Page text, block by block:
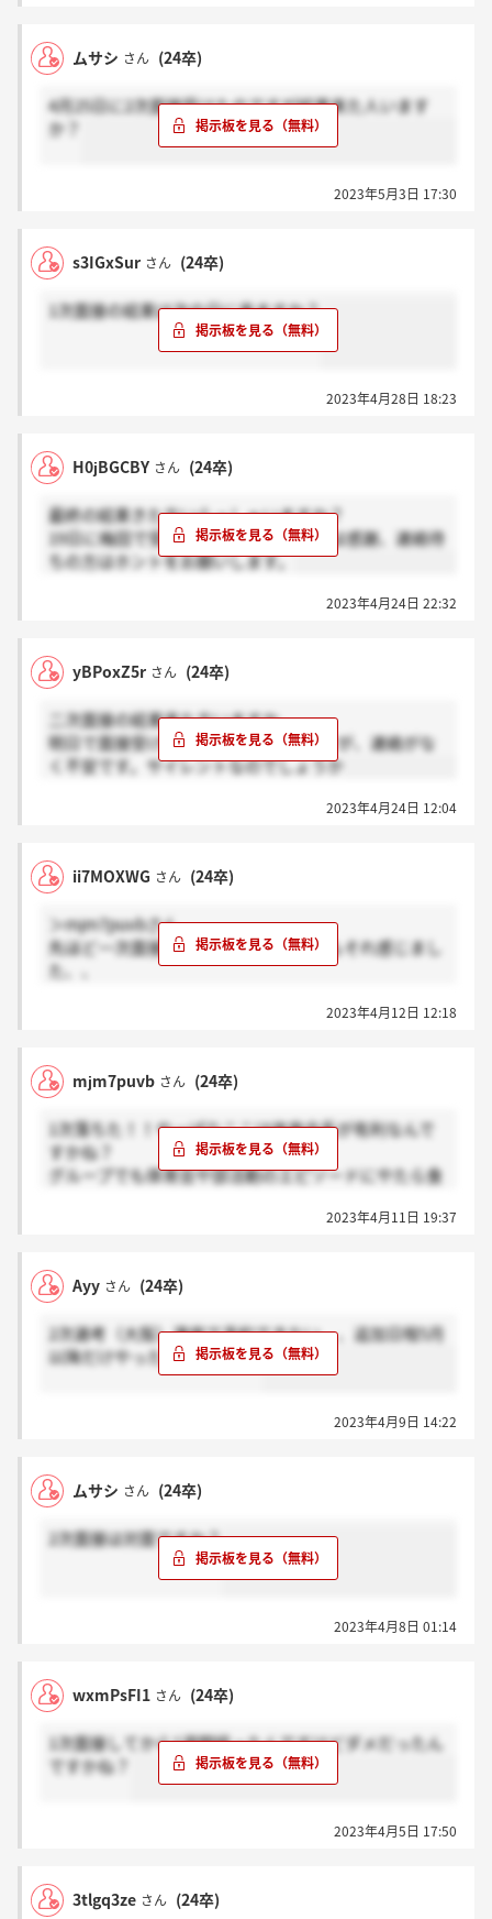
ムサシ さん (24卒)
4月25日に2次面接受けたのですが結果来た人います
か？
2023年5月3日 17:30
s3IGxSur さん (24卒)
1次面接の結果は次の日に来ますか？
2023年4月28日 18:23
H0jBGCBY さん (24卒)
最終の結果きた方いらっしゃいますか？
19日に梅田で受けました。結果きた方は感謝、連絡待
ちの方はホントをお願いします。
2023年4月24日 22:32
yBPoxZ5r さん (24卒)
二次面接の結果来た方いますか。
明日で面接受けた日から2週間なのですが、連絡がな
く不安です。サイレントなのでしょうか
2023年4月24日 12:04
ii7MOXWG さん (24卒)
＞mjm7puvbさん
先ほど一次面接終わったんですけど私もそれ感じまし
た、、
ど自分だけ追加質問が圧倒的に少なくて悲しかったで
2023年4月12日 12:18
mjm7puvb さん (24卒)
1次落ちた！！やっぱりここは体育会系が有利なんで
すかね？
グループでも体育会や部活動のエピソードにやたら食
2023年4月11日 19:37
Ayy さん (24卒)
2次選考（大阪）満席で予約できない、、追加日程5月
以降だけやったら悲しいなあ
2023年4月9日 14:22
ムサシ さん (24卒)
2次面接は対面ですか？
2023年4月8日 01:14
wxmPsFI1 さん (24卒)
1次面接してから1週間経ったんですけどダメだったん
ですかね？
2023年4月5日 17:50
3tlgq3ze さん (24卒)